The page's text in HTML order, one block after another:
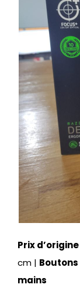
Prix d’origine
cm | Boutons
mains